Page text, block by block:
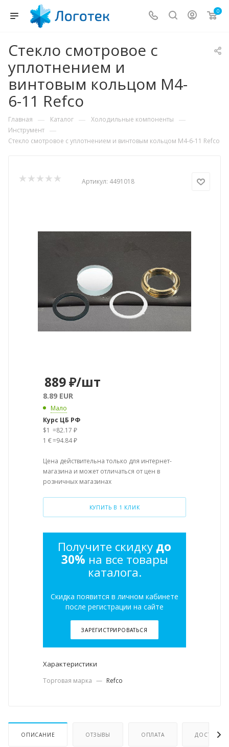
0
Стекло смотровое с
уплотнением и
винтовым кольцом M4-
6-11 Refco
Главная — Каталог — Холодильные компоненты —
Инструмент —
Стекло смотровое с уплотнением и винтовым кольцом M4-6-11 Refco
Артикул: 4491018
889₽/шт
8.89 EUR
Мало
Курс ЦБ РФ
$1 =82.17 ₽
1 €=94.84 ₽
Цена действительна только для интернет-
магазина и может отличаться от цен в
розничных магазинах
КУПИТЬ В 1 КЛИК
Получите скидку до
30% на все товары
каталога.
Скидка появится в личном кабинете
после регистрации на сайте
ЗАРЕГИСТРИРОВАТЬСЯ
Характеристики
Торговая марка — Refco
ОПИСАНИЕ ОТЗЫВЫ ОПЛАТА ДОСТАВКА